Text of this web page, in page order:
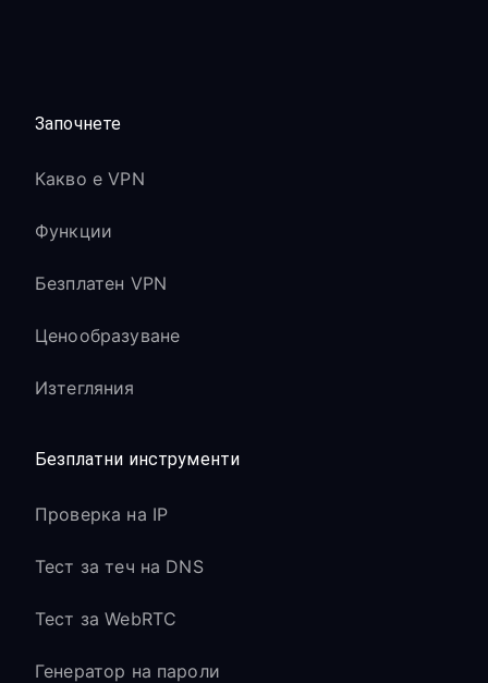
Започнете
Какво е VPN
Функции
Безплатен VPN
Ценообразуване
Изтегляния
Безплатни инструменти
Проверка на IP
Тест за теч на DNS
Тест за WebRTC
Генератор на пароли